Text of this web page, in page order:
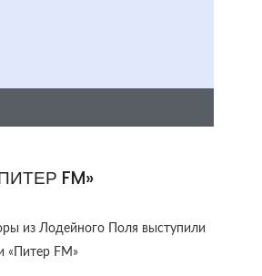
FM»
из Лодейного Поля выступили
«Питер FM»